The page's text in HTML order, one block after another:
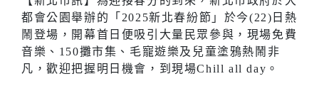
都會公園舉辦的「2025新北春紛節」於今(22)日熱
鬧登場，開幕首日便吸引大量民眾參與，現場免費
音樂、150攤市集、毛寵遊樂及兒童塗鴉熱鬧非
凡，歡迎把握明日機會，到現場Chill all day。